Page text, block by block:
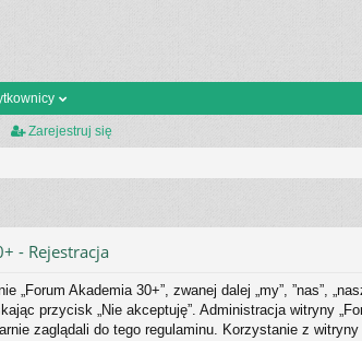
Zarejestruj się
- Rejestracja
„Forum Akademia 30+”, zwanej dalej „my”, ”nas”,
przycisk „Nie akceptuję”. Administracja witryny
zaglądali do tego regulaminu. Korzystanie z